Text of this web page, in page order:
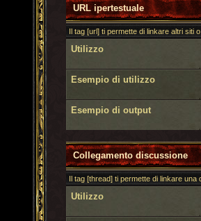
URL ipertestuale
Il tag [url] ti permette di linkare altri siti
Utilizzo
Esempio di utilizzo
Esempio di output
Collegamento discussione
Il tag [thread] ti permette di linkare
Utilizzo